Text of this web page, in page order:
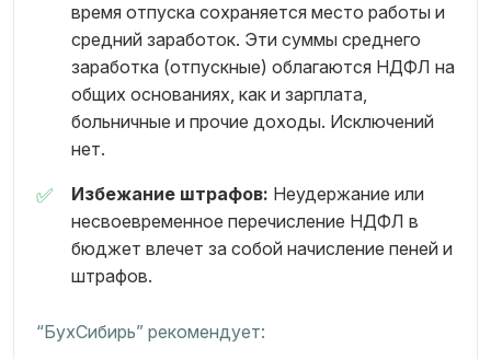
время отпуска сохраняется место работы и
средний заработок. Эти суммы среднего
заработка (отпускные) облагаются НДФЛ на
общих основаниях, как и зарплата,
больничные и прочие доходы. Исключений
нет.
Избежание штрафов: Неудержание или
несвоевременное перечисление НДФЛ в
бюджет влечет за собой начисление пеней и
штрафов.
“БухСибирь” рекомендует: